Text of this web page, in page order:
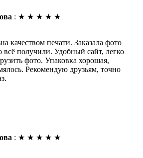
: ★ ★ ★ ★ ★
качеством печати. Заказала фото
всё получили. Удобный сайт, легко
фото. Упаковка хорошая,
Рекомендую друзьям, точно
: ★ ★ ★ ★ ★